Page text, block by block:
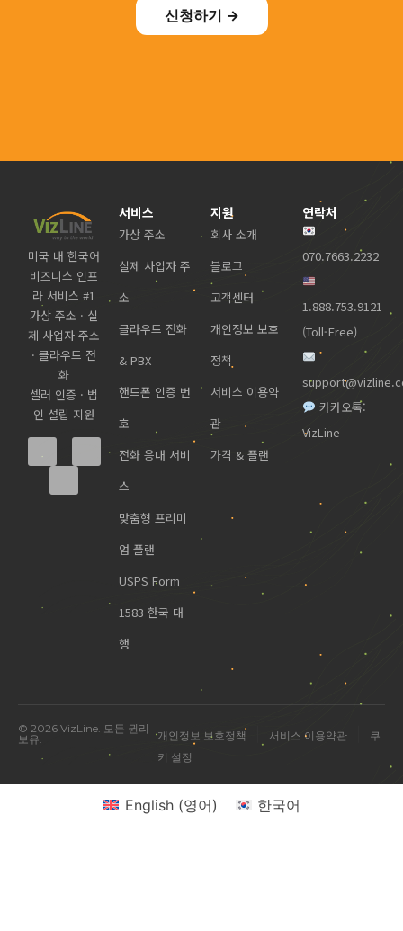
신청하기 →
미국 내 한국어
비즈니스 인프
라 서비스 #1
가상 주소 · 실
제 사업자 주소
· 클라우드 전
화
셀러 인증 · 법
인 설립 지원
서비스
가상 주소
실제 사업자 주
소
클라우드 전화
& PBX
핸드폰 인증 번
호
전화 응대 서비
스
맞춤형 프리미
엄 플랜
USPS Form
1583 한국 대
행
지원
회사 소개
블로그
고객센터
개인정보 보호
정책
서비스 이용약
관
가격 & 플랜
연락처
070.7663.2232
1.888.753.9121
(Toll-Free)
카카오톡:
VizLine
© 2026 VizLine. 모든 권리
보유.
개인정보 보호정책 서비스 이용약관
쿠
키 설정
English(영어) 한국어